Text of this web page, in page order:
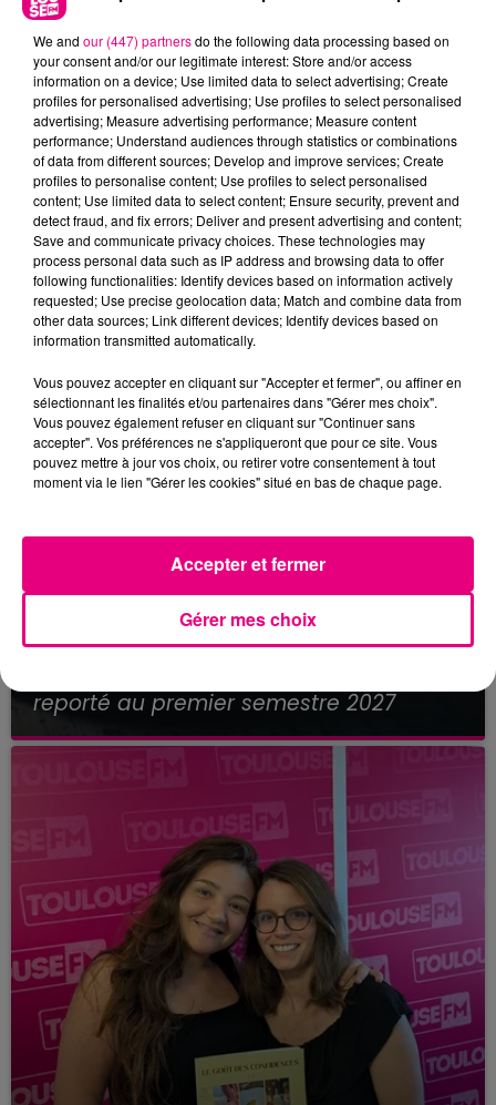
22 juillet 2026
Toulouse : circulation perturbée dans le
secteur François Verdier...
21 juillet 2026
reporté au premier semestre 2027
We and our (447) partnersdo the following data processing based on
your consent and/or our legitimate interest: Store and/or access
information on a device; Use limited data to select advertising; Create
profiles for personalised advertising; Use profiles to select personalised
advertising; Measure advertising performance; Measure content
performance; Understand audiences through statistics or combinations
of data from different sources; Develop and improve services; Create
profiles to personalise content; Use profiles to select personalised
content; Use limited data to select content; Ensure security, prevent and
detect fraud, and fix errors; Deliver and present advertising and content;
Save and communicate privacy choices. These technologies may
process personal data such as IP address and browsing data to offer
following functionalities: Identify devices based on information actively
requested; Use precise geolocation data; Match and combine data from
other data sources; Link different devices; Identify devices based on
information transmitted automatically.
Vous pouvez accepter en cliquant sur "Accepter et fermer", ou affiner en
sélectionnant les finalités et/ou partenaires dans "Gérer mes choix".
Vous pouvez également refuser en cliquant sur "Continuer sans
accepter". Vos préférences ne s'appliqueront que pour ce site. Vous
pouvez mettre à jour vos choix, ou retirer votre consentement à tout
moment via le lien "Gérer les cookies" situé en bas de chaque page.
Gérer mes choix
Accepter et fermer